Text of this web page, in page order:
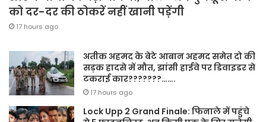
को दर-दर की ठोकरें नहीं खानी पड़ेंगी
17 hours ago
अतीक अहमद के बेटे आबान अहमद समेत दो की
सड़क हादसे में मौत, झांसी हाईवे पर डिवाइडर से
टकराई कार???????…….
17 hours ago
Lock Upp 2 Grand Finale: फिनाले में पहुंचे